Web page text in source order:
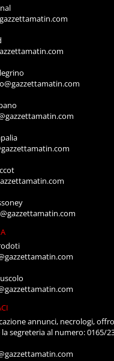
annunci, necrologi,
segreteria al numero: 0165/